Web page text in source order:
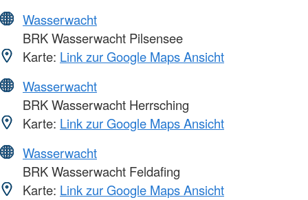
Wasserwacht
BRK Wasserwacht Pilsensee
Karte: Link zur Google Maps Ansicht
Wasserwacht
BRK Wasserwacht Herrsching
Karte: Link zur Google Maps Ansicht
Wasserwacht
BRK Wasserwacht Feldafing
Karte: Link zur Google Maps Ansicht